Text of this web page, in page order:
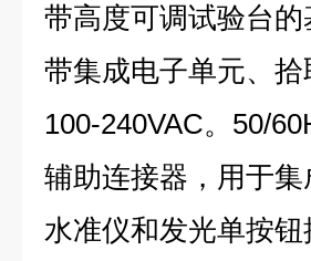
带高度可调试验台的
带集成电子单元、
100-240VAC。50/
辅助连接器，用于
水准仪和发光单按钮